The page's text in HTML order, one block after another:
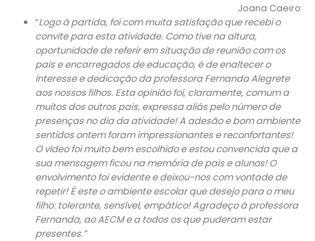
Joana Caeiro
“Logo à partida, foi com muita satisfação que recebi o
convite para esta atividade. Como tive na altura,
oportunidade de referir em situação de reunião com os
pais e encarregados de educação, é de enaltecer o
interesse e dedicação da professora Fernanda Alegrete
aos nossos filhos. Esta opinião foi, claramente, comum a
muitos dos outros pais, expressa aliás pelo número de
presenças no dia da atividade!A adesão e bom ambiente
sentidos ontem foram impressionantes e reconfortantes!
O vídeo foi muito bem escolhido e estou convencida que a
sua mensagem ficou na memória de pais e alunos! O
envolvimento foi evidente e deixou-nos com vontade de
repetir! É este o ambiente escolar que desejo para o meu
filho: tolerante, sensível, empático! Agradeço à professora
Fernanda, ao AECM e a todos os que puderam estar
presentes.”